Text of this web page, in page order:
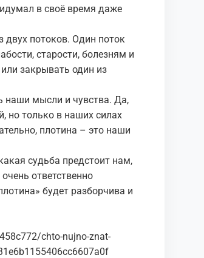
в своё время даже
двух потоков. Один поток
старости, болезням и
закрывать один из
наши мысли и чувства. Да,
но только в наших силах
плотина – это наши
судьба предстоит нам,
ответственно
будет разборчива и
chto-nujno-znat-